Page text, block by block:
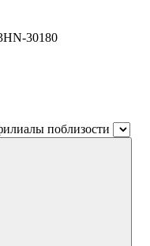
30180
поблизости